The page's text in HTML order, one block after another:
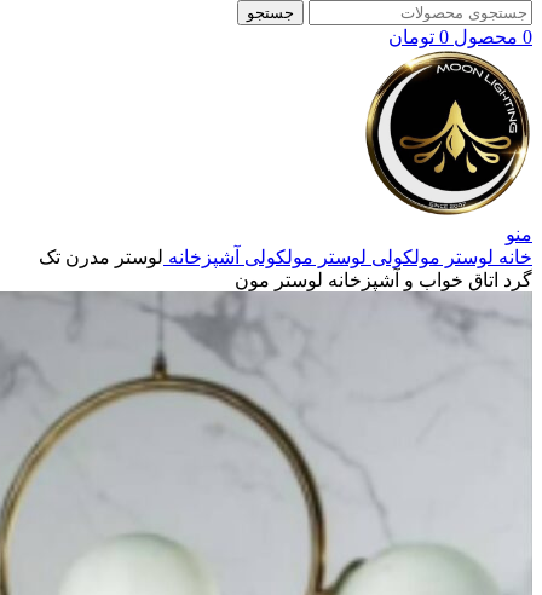
جستجو
0 محصول 0 تومان
منو
خانه لوستر مولکولی لوستر مولکولی آشپزخانه لوستر مدرن تک
گرد اتاق خواب و آشپزخانه لوستر مون